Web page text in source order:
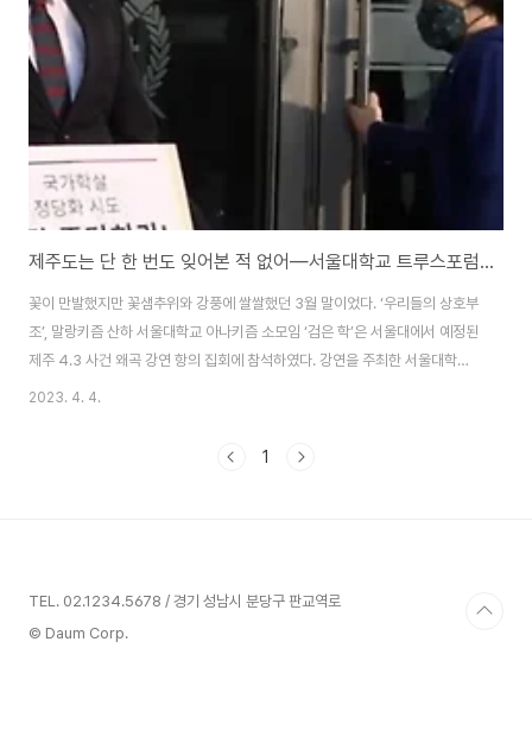
제주도는 단 한 번도 잊어본 적 없어―서울대학교 트루스포럼 제주 4.3 왜곡 강연 항의 집회 보고
꽃이 만발했지만 꽃샘추위와 강풍에 쌀쌀했던 3월 말이었다. ‘우리들의 상호부
조’, 말랑키즘 산하 서울대학교 아나키즘 소모임 ‘검은 학’은 서울대에서 예정된
제주 4.3 사건 왜곡 강연 항의 집회에 참석하였다. 강연을 주최한 서울대학교
트루스포럼도, 이들이 연 강연도 참으로 기묘하기 그지없었다. 트루스포럼이라
서 모시는 예수야말로 빵과 고기를 '무상배급'하고, 환자들에게 '무상의료'를 베
2023. 4. 4.
1
TEL. 02.1234.5678 / 경기 성남시 분당구 판교역로
© Daum Corp.